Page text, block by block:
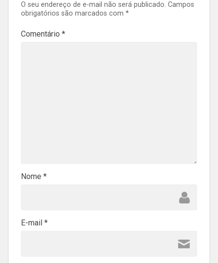
O seu endereço de e-mail não será publicado. Campos
obrigatórios são marcados com *
Comentário *
Nome *
E-mail *